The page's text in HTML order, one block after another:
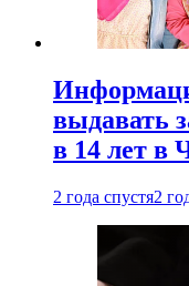
выдавать
в 14 лет в
2 года спустя2